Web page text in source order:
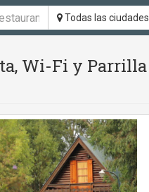
Todas las ciudades
Wi-Fi y Parrilla